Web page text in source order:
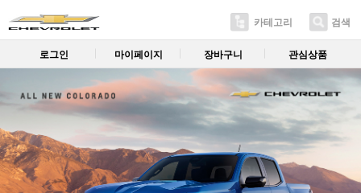
카테고리 검색
로그인 마이페이지 장바구니 관심상품